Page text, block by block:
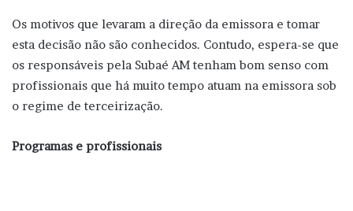
Os motivos que levaram a direção da emissora e tomar
esta decisão não são conhecidos. Contudo, espera-se que
os responsáveis pela Subaé AM tenham bom senso com
profissionais que há muito tempo atuam na emissora sob
o regime de terceirização.
Programas e profissionais